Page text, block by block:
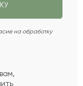
на обработку